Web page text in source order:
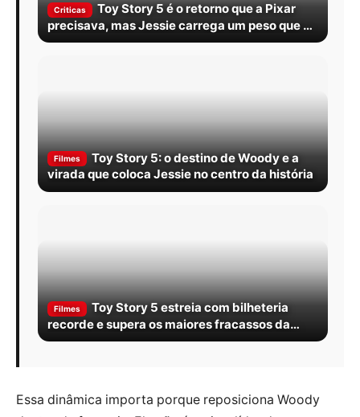
Criticas
Toy Story 5 é o retorno que a Pixar
precisava, mas Jessie carrega um peso que o
filme nem sempre divide
Filmes
Toy Story 5: o destino de Woody e a
virada que coloca Jessie no centro da história
Filmes
Toy Story 5 estreia com bilheteria
recorde e supera os maiores fracassos da
Pixar
Essa dinâmica importa porque reposiciona Woody